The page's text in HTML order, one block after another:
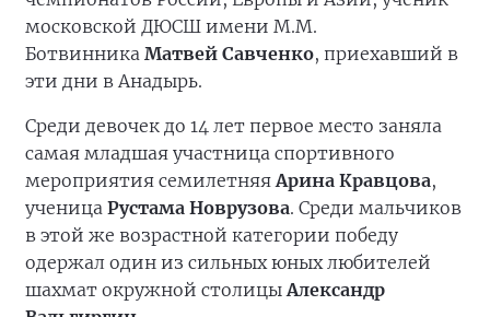
московской ДЮСШ имени М.М.
Ботвинника Матвей Савченко, приехавший в
эти дни в Анадырь.
Среди девочек до 14 лет первое место заняла
самая младшая участница спортивного
мероприятия семилетняяАрина Кравцова,
ученица Рустама Новрузова. Среди мальчиков
в этой же возрастной категории победу
одержал один из сильных юных любителей
шахмат окружной столицыАлександр